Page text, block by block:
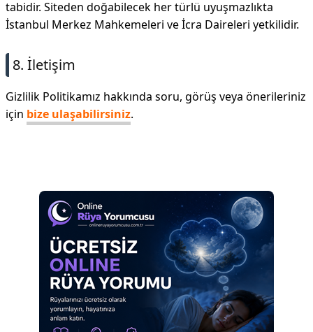
tabidir. Siteden doğabilecek her türlü uyuşmazlıkta
İstanbul Merkez Mahkemeleri ve İcra Daireleri yetkilidir.
8. İletişim
Gizlilik Politikamız hakkında soru, görüş veya önerileriniz
için bize ulaşabilirsiniz.